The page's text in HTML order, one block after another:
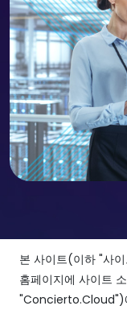
본 사이트(이하 "사
홈페이지에 사이트
"Concierto.Cloud")